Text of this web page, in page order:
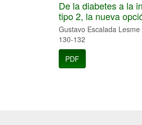
De la diabetes a la
tipo 2, la nueva
Gustavo Escalada Lesme
130-132
PDF